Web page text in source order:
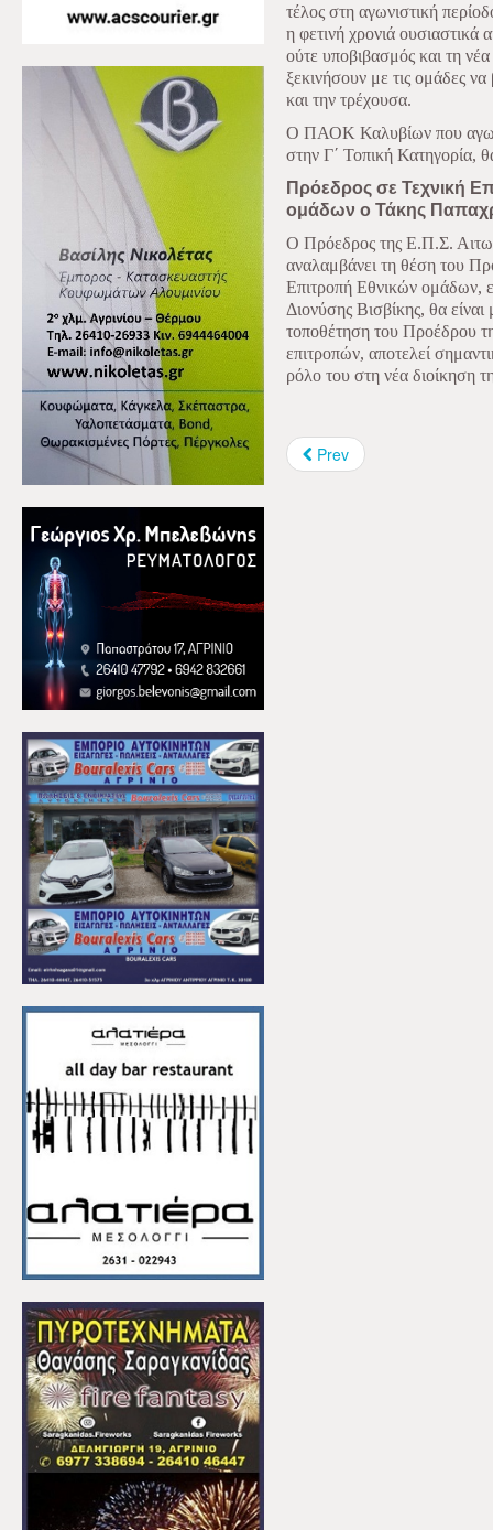
τέλος στη αγωνιστική
η φετινή χρονιά ουσιαστικά
ούτε υποβιβασμός και τη
ξεκινήσουν με τις ομάδες να
και την τρέχουσα.
Ο ΠΑΟΚ Καλυβίων που
στην Γ΄ Τοπική Κατηγορία,
Πρόεδρος σε Τεχνική
ομάδων ο Τάκης
Ο Πρόεδρος της Ε.Π.Σ.
αναλαμβάνει τη θέση του
Επιτροπή Εθνικών ομάδων,
Διονύσης Βισβίκης, θα
τοποθέτηση του Προέδρου
επιτροπών, αποτελεί
ρόλο του στη νέα διοίκηση
Prev